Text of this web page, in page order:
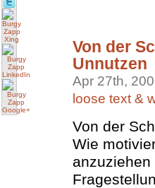
Von der
Unnutzen
Apr 27th,
loose text &
Von der
Wie